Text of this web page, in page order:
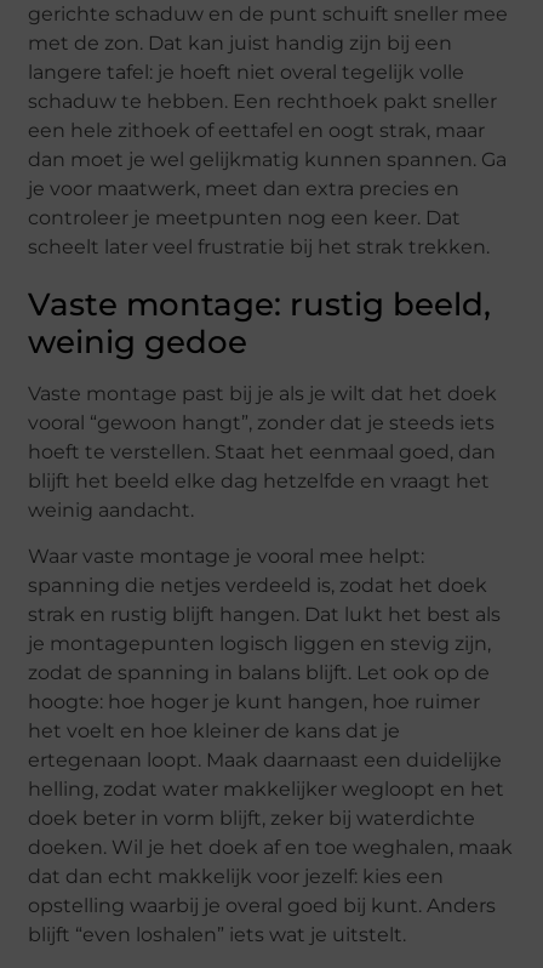
gerichte schaduw en de punt schuift sneller mee
met de zon. Dat kan juist handig zijn bij een
langere tafel: je hoeft niet overal tegelijk volle
schaduw te hebben. Een rechthoek pakt sneller
een hele zithoek of eettafel en oogt strak, maar
dan moet je wel gelijkmatig kunnen spannen. Ga
je voor maatwerk, meet dan extra precies en
controleer je meetpunten nog een keer. Dat
scheelt later veel frustratie bij het strak trekken.
Vaste montage: rustig beeld,
weinig gedoe
Vaste montage past bij je als je wilt dat het doek
vooral “gewoon hangt”, zonder dat je steeds iets
hoeft te verstellen. Staat het eenmaal goed, dan
blijft het beeld elke dag hetzelfde en vraagt het
weinig aandacht.
Waar vaste montage je vooral mee helpt:
spanning die netjes verdeeld is, zodat het doek
strak en rustig blijft hangen. Dat lukt het best als
je montagepunten logisch liggen en stevig zijn,
zodat de spanning in balans blijft. Let ook op de
hoogte: hoe hoger je kunt hangen, hoe ruimer
het voelt en hoe kleiner de kans dat je
ertegenaan loopt. Maak daarnaast een duidelijke
helling, zodat water makkelijker wegloopt en het
doek beter in vorm blijft, zeker bij waterdichte
doeken. Wil je het doek af en toe weghalen, maak
dat dan echt makkelijk voor jezelf: kies een
opstelling waarbij je overal goed bij kunt. Anders
blijft “even loshalen” iets wat je uitstelt.